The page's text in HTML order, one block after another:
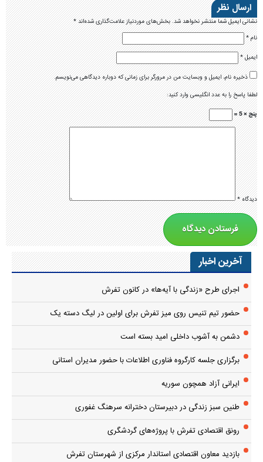
ارسال نظر
نشانی ایمیل شما منتشر نخواهد شد.بخش‌های موردنیاز علامت‌گذاری شده‌اند*
نام*
ایمیل*
ذخیره نام، ایمیل و وبسایت من در مرورگر برای زمانی که دوباره دیدگاهی می‌نویسم.
لطفا پاسخ را به عدد انگلیسی وارد کنید:
پنج × 5 =
دیدگاه*
آخرین اخبار
اجرای طرح «زندگی با آیه‌ها» در کانون تفرش
حضور تیم تنیس روی میز تفرش برای اولین در لیگ دسته یک
دشمن به آشوب داخلی امید بسته است
برگزاری جلسه کارگروه فناوری اطلاعات با حضور مدیران استانی
ایرانی آزاد همچون سوریه
طنین سبز زندگی در دبیرستان دخترانه سرهنگ غفوری
رونق اقتصادی تفرش با پروژه‌های گردشگری
بازدید معاون اقتصادی استاندار مرکزی از شهرستان تفرش